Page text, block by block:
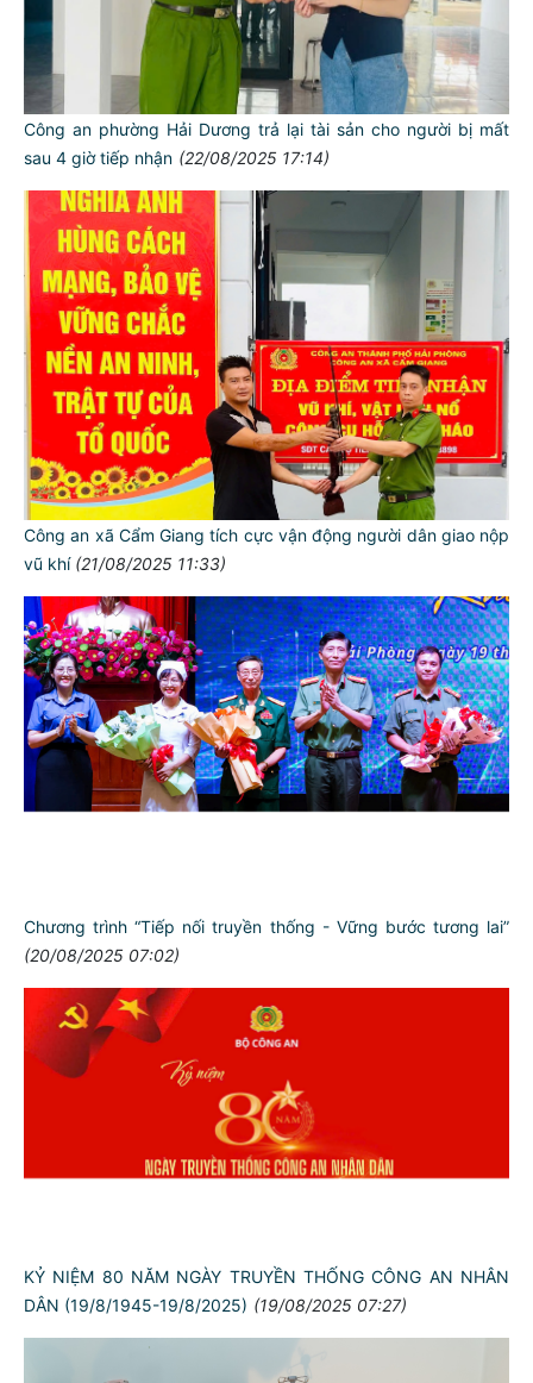
Công an phường Hải Dương trả lại tài sản cho người bị mất
sau 4 giờ tiếp nhận (22/08/2025 17:14)
Công an xã Cẩm Giang tích cực vận động người dân giao nộp
vũ khí (21/08/2025 11:33)
Chương trình “Tiếp nối truyền thống - Vững bước tương lai”
(20/08/2025 07:02)
KỶ NIỆM 80 NĂM NGÀY TRUYỀN THỐNG CÔNG AN NHÂN
DÂN (19/8/1945-19/8/2025) (19/08/2025 07:27)